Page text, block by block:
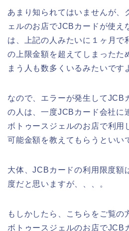
あまり知られてはいませんが、
ェルのお店でJCBカードが使え
は、上記の人みたいに１ヶ月で
の上限金額を超えてしまったた
まう人も数多くいるみたいです
なので、エラーが発生してJCB
の人は、一度JCBカード会社に
ボトゥースジェルのお店で利用
可能金額を教えてもらうといい
大体、JCBカードの利用限度額
度だと思いますが、、、。
もしかしたら、こちらをご覧の
ボトゥースジェルのお店でJCB